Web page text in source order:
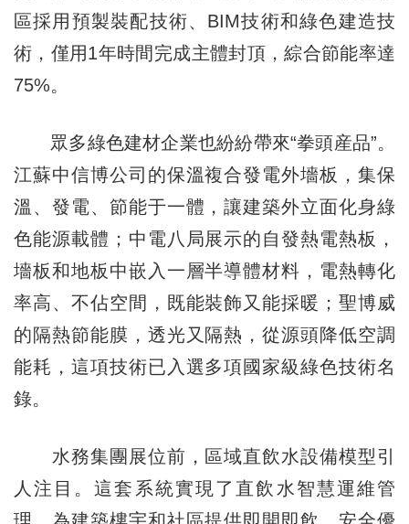
區採用預製裝配技術、BIM技術和綠色建造技
術，僅用1年時間完成主體封頂，綜合節能率達
75%。
眾多綠色建材企業也紛紛帶來“拳頭産品”。
江蘇中信博公司的保溫複合發電外墻板，集保
溫、發電、節能于一體，讓建築外立面化身綠
色能源載體；中電八局展示的自發熱電熱板，
墻板和地板中嵌入一層半導體材料，電熱轉化
率高、不佔空間，既能裝飾又能採暖；聖博威
的隔熱節能膜，透光又隔熱，從源頭降低空調
能耗，這項技術已入選多項國家級綠色技術名
錄。
水務集團展位前，區域直飲水設備模型引
人注目。這套系統實現了直飲水智慧運維管
理，為建築樓宇和社區提供即開即飲、安全優